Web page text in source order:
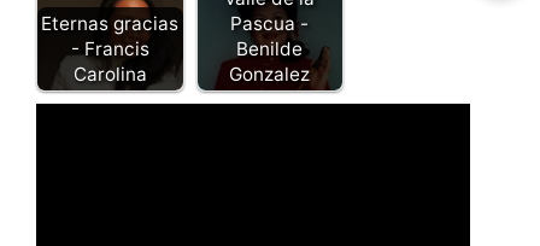
Eternas gracias
- Francis
Carolina
Pascua -
Benilde
Gonzalez